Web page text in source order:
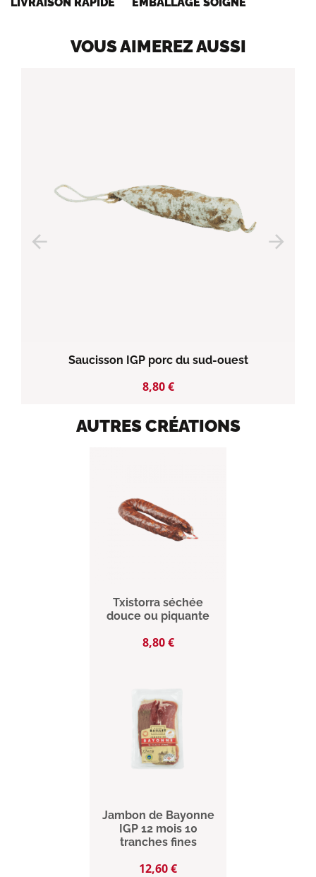
VOUS AIMEREZ AUSSI
arrow_back
Saucisson IGP porc du sud-ouest
Prix
8,80 €
arrow_forward
AUTRES CRÉATIONS
Txistorra séchée
douce ou piquante
Prix
8,80 €
Jambon de Bayonne
IGP 12 mois 10
tranches fines
Prix
12,60 €